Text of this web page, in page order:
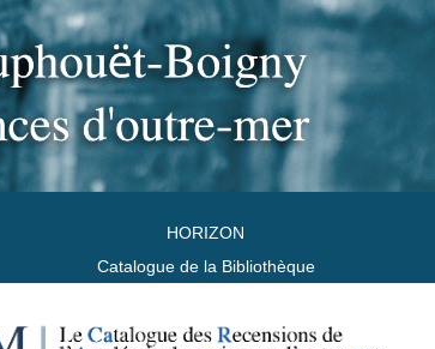
HORIZON
Catalogue de la Bibliothèque